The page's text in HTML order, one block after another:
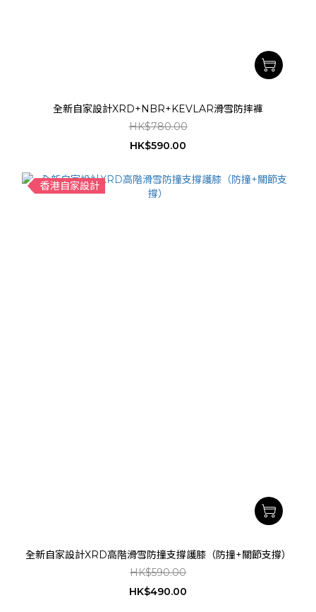
全新自家設計XRD+NBR+KEVLAR滑雪防摔褲
HK$780.00
HK$590.00
香港自家設計
全新自家設計XRD高階滑雪防撞支撐護膝（防撞+關節支撐）
HK$590.00
HK$490.00